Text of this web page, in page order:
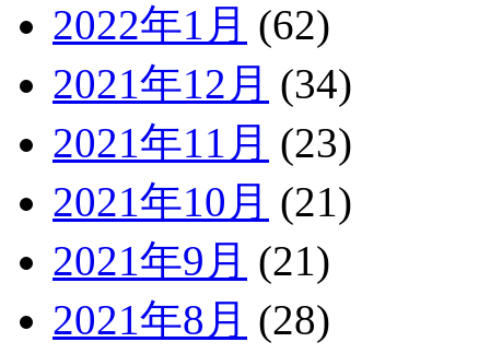
2022年1月 (62)
2021年12月 (34)
2021年11月 (23)
2021年10月 (21)
2021年9月 (21)
2021年8月 (28)